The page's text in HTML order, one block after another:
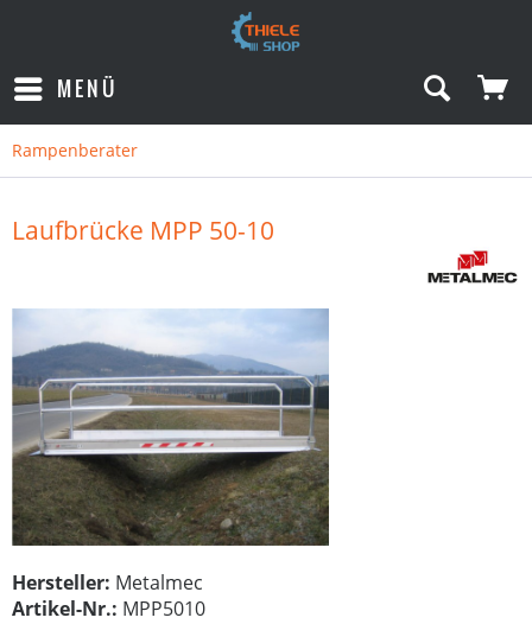
MENÜ
Rampenberater
Laufbrücke MPP 50-10
Hersteller: Metalmec
Artikel-Nr.: MPP5010